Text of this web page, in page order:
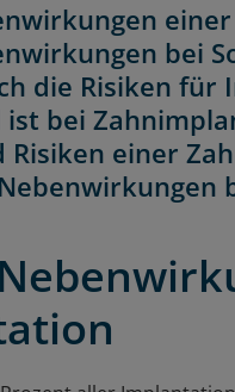
bei
die Risiken
ist bei
Risiken einer